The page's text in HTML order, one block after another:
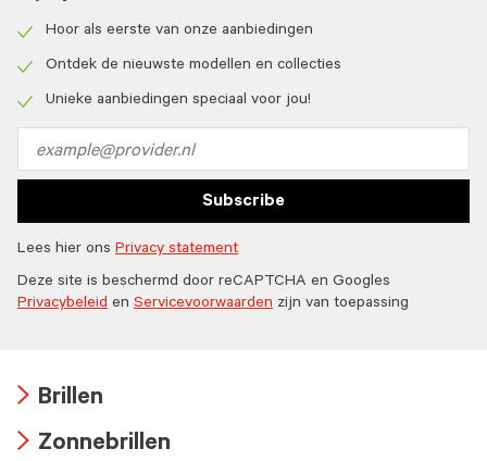
icon
Hoor als eerste van onze aanbiedingen
icon
Ontdek de nieuwste modellen en collecties
Unieke aanbiedingen speciaal voor jou!
address
Subscribe
Lees hier ons Privacy statement
Deze site is beschermd door reCAPTCHA en Googles
Privacybeleid en Servicevoorwaarden zijn van toepassing
icon
Brillen
Zonnebrillen